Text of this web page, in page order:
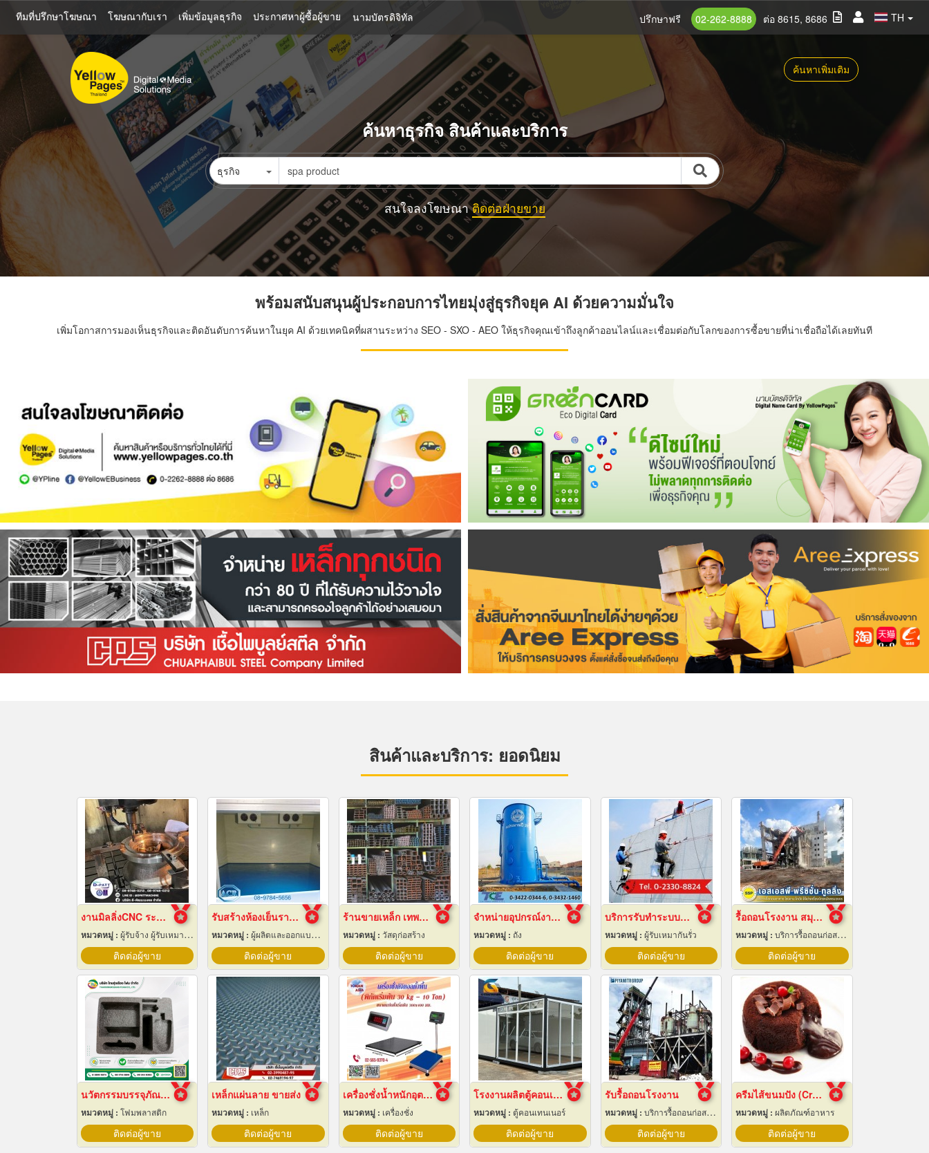
หลัก
ทีมที่ปรึกษาโฆษณา โฆษณากับเรา เพิ่มข้อมูลธุรกิจ ประกาศหาผู้ซื้อผู้ขาย นามบัตรดิจิทัล TH
ปรึกษาฟรี 02-262-8888 ต่อ 8615, 8686
ค้นหาเพิ่มเติม
ค้นหาธุรกิจ สินค้าและบริการ
ธุรกิจ
สนใจลงโฆษณาติดต่อฝ่ายขาย
พร้อมสนับสนุนผู้ประกอบการไทยมุ่งสู่ธุรกิจยุค AI ด้วยความมั่นใจ
เพิ่มโอกาสการมองเห็นธุรกิจและติดอันดับการค้นหาในยุค AI ด้วยเทคนิคที่ผสานระหว่าง SEO - SXO - AEO ให้ธุรกิจคุณเข้าถึงลูกค้าออนไลน์และเชื่อมต่อกับโลกของการซื้อขายที่น่าเชื่อถือได้เลยทันที
สินค้าและบริการ: ยอดนิยม
งานมิลลิ่งCNC ระยอง
หมวดหมู่ : ผู้รับจ้าง ผู้รับเหมากลึง
ติดต่อผู้ขาย
รับสร้างห้องเย็นราคาถูก
หมวดหมู่ : ผู้ผลิตและออกแบบติดตั้งห้องเย็น
ติดต่อผู้ขาย
ร้านขายเหล็ก เทพารักษ์
หมวดหมู่ : วัสดุก่อสร้าง
ติดต่อผู้ขาย
จำหน่ายอุปกรณ์งานระบบประปา
หมวดหมู่ : ถัง
ติดต่อผู้ขาย
บริการรับทำระบบกันซึม
หมวดหมู่ : ผู้รับเหมากันรั่ว
ติดต่อผู้ขาย
รื้อถอนโรงงาน สมุทรปราการ
หมวดหมู่ : บริการรื้อถอนก่อสร้าง
ติดต่อผู้ขาย
นวัตกรรมบรรจุภัณฑ์ Epe Foam
หมวดหมู่ : โฟมพลาสติก
ติดต่อผู้ขาย
เหล็กแผ่นลาย ขายส่ง
หมวดหมู่ : เหล็ก
ติดต่อผู้ขาย
เครื่องชั่งน้ำหนักอุตสาหกรรม
หมวดหมู่ : เครื่องชั่ง
ติดต่อผู้ขาย
โรงงานผลิตตู้คอนเทนเนอร์น็อคดาวน์
หมวดหมู่ : ตู้คอนเทนเนอร์
ติดต่อผู้ขาย
รับรื้อถอนโรงงาน
หมวดหมู่ : บริการรื้อถอนก่อสร้าง
ติดต่อผู้ขาย
ครีมไส้ขนมปัง (Cream fillings for bread)
หมวดหมู่ : ผลิตภัณฑ์อาหาร
ติดต่อผู้ขาย